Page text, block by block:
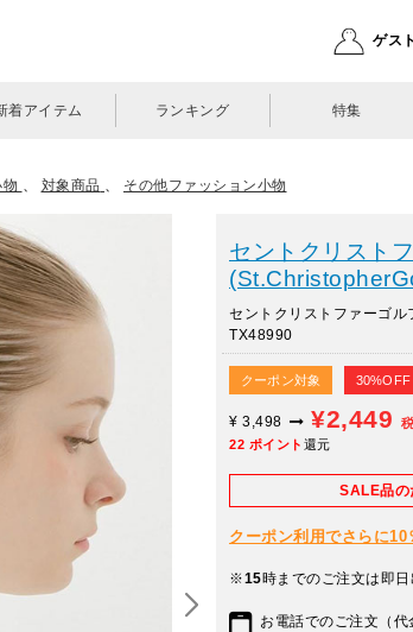
ゲス
着アイテム ランキング 特集
、 対象商品 、 その他ファッション小物
セントクリスト
セントクリストファーゴ
TX48990
クーポン対象 30%OFF
¥ 3,498 ¥2,449
22 ポイント 還元
SALE品の
クーポン利用でさらに
※15時までのご注文は即日
お電話でのご注文（代